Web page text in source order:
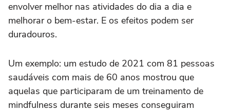
envolver melhor nas atividades do dia a dia e
melhorar o bem-estar. E os efeitos podem ser
duradouros.
Um exemplo: um estudo de 2021 com 81 pessoas
saudáveis com mais de 60 anos mostrou que
aquelas que participaram de um treinamento de
mindfulness durante seis meses conseguiram